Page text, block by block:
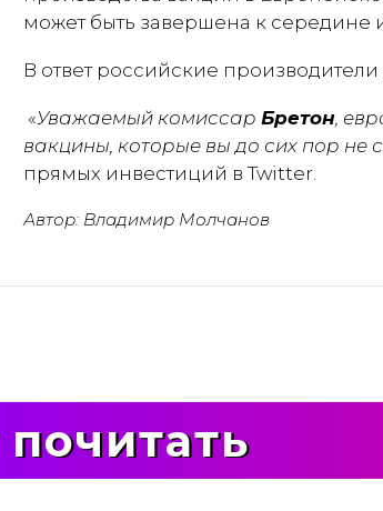
может быть завершена к
В ответ российские
«Уважаемый комиссар Бретон,
вакцины, которые вы до сих пор не
прямых инвестиций в Twitter.
Автор: Владимир Молчанов